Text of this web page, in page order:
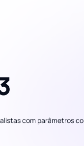
com parâmetros